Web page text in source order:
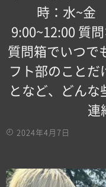
時：水
9:00~12:00 質
質問箱でいつで
フト部のことだ
となど、どんな
連
2024年4月7日